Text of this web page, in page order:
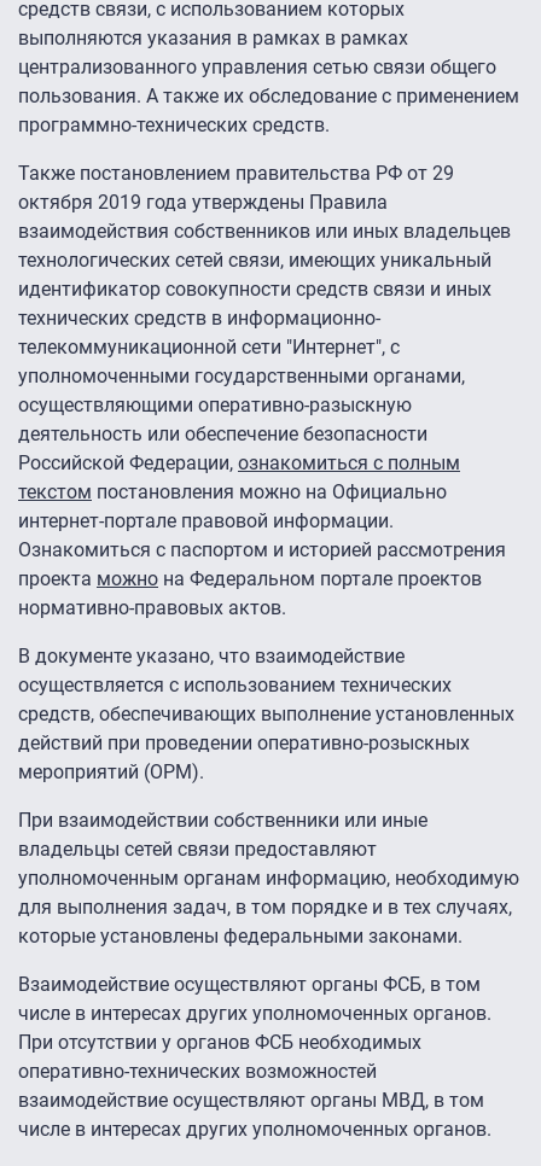
средств связи, с использованием которых
выполняются указания в рамках в рамках
централизованного управления сетью связи общего
пользования. А также их обследование с применением
программно-технических средств.
Также постановлением правительства РФ от 29
октября 2019 года утверждены Правила
взаимодействия собственников или иных владельцев
технологических сетей связи, имеющих уникальный
идентификатор совокупности средств связи и иных
технических средств в информационно-
телекоммуникационной сети "Интернет", с
уполномоченными государственными органами,
осуществляющими оперативно-разыскную
деятельность или обеспечение безопасности
Российской Федерации, ознакомиться с полным
текстом постановления можно на Официально
интернет-портале правовой информации.
Ознакомиться с паспортом и историей рассмотрения
проекта можно на Федеральном портале проектов
нормативно-правовых актов.
В документе указано, что взаимодействие
осуществляется с использованием технических
средств, обеспечивающих выполнение установленных
действий при проведении оперативно-розыскных
мероприятий (ОРМ).
При взаимодействии собственники или иные
владельцы сетей связи предоставляют
уполномоченным органам информацию, необходимую
для выполнения задач, в том порядке и в тех случаях,
которые установлены федеральными законами.
Взаимодействие осуществляют органы ФСБ, в том
числе в интересах других уполномоченных органов.
При отсутствии у органов ФСБ необходимых
оперативно-технических возможностей
взаимодействие осуществляют органы МВД, в том
числе в интересах других уполномоченных органов.